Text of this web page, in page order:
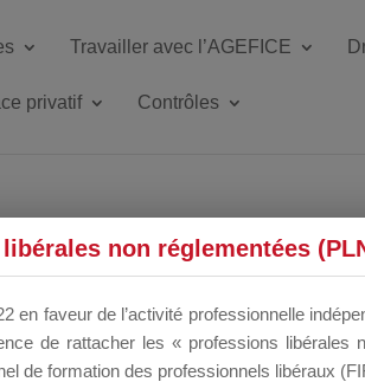
Travailler avec l’AGEFICE
privatif Contrôles
DU
non réglementées
en faveur de l’activité professionnelle
de rattacher les « professions libérales
de formation des professionnels libéraux